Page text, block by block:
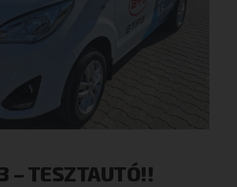
– TESZTAUTÓ!!